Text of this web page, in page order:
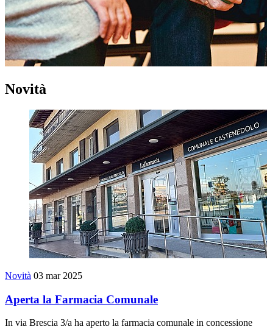
Novità
Novità 03 mar 2025
Aperta la Farmacia Comunale
In via Brescia 3/a ha aperto la farmacia comunale in concessione